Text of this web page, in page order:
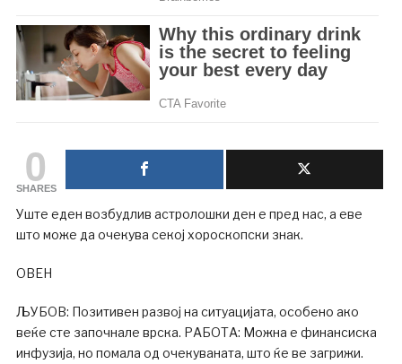
0
SHARES
Уште еден возбудлив астролошки ден е пред нас, а еве
што може да очекува секој хороскопски знак.
ОВЕН
ЉУБОВ: Позитивен развој на ситуацијата, особено ако
веќе сте започнале врска. РАБОТА: Можна е финансиска
инфузија, но помала од очекуваната, што ќе ве загрижи.